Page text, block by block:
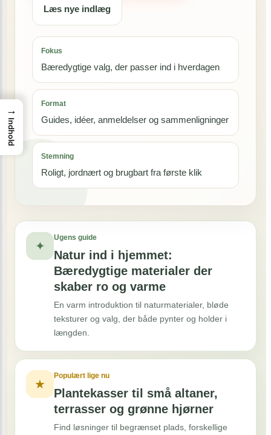
Læs nye indlæg
Fokus
Bæredygtige valg, der passer ind i hverdagen
Format
Guides, idéer, anmeldelser og sammenligninger
Stemning
Roligt, jordnært og brugbart fra første klik
✦
Ugens guide
Natur ind i hjemmet:
Bæredygtige materialer der
skaber ro og varme
En varm introduktion til naturmaterialer, bløde
teksturer og valg, der både pynter og holder i
længden.
★
Populært lige nu
Plantekasser til små altaner,
terrasser og grønne hjørner
Find løsninger til begrænset plads, forskellige
→
Indhold